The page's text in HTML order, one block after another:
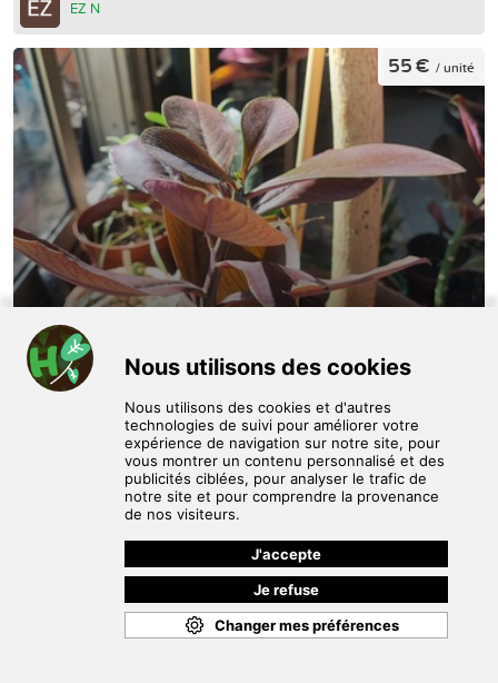
EZ N
Vente rare. synadenium grantii rubia.
55 € / unité
Stephane J
7 €/ unité